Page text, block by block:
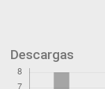
Descargas